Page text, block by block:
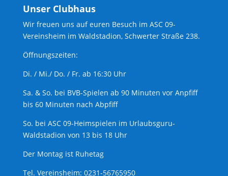
Unser Clubhaus
Wir freuen uns auf euren Besuch im ASC 09-
Vereinsheim im Waldstadion, Schwerter Straße 238.
Öffnungszeiten:
Di. / Mi./ Do. / Fr. ab 16:30 Uhr
Sa. & So. bei BVB-Spielen ab 90 Minuten vor Anpfiff
bis 60 Minuten nach Abpfiff
So. bei ASC 09-Heimspielen im Urlaubsguru-
Waldstadion von 13 bis 18 Uhr
Der Montag ist Ruhetag
Tel. Vereinsheim: 0231-56765950